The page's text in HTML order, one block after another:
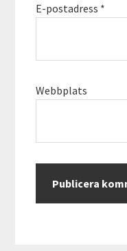
E-postadress *
Webbplats